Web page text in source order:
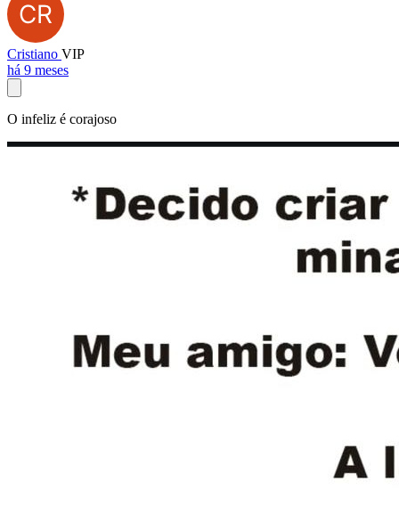
Cristiano VIP
há 9 meses
O infeliz é corajoso